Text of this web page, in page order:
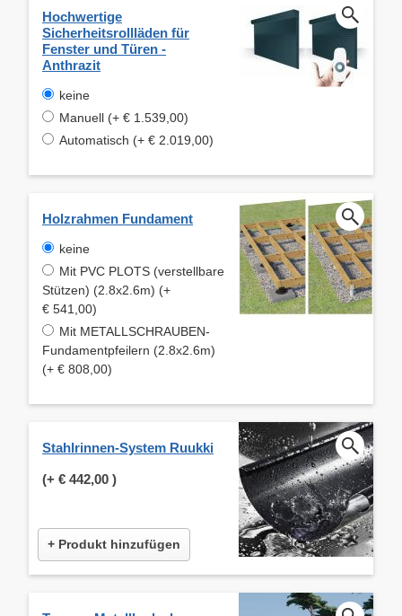
Hochwertige
Sicherheitsrollläden für
Fenster und Türen -
Anthrazit
keine
Manuell (+ € 1.539,00)
Automatisch (+ € 2.019,00)
Holzrahmen Fundament
keine
Mit PVC PLOTS (verstellbare
Stützen) (2.8x2.6m) (+
€ 541,00)
Mit METALLSCHRAUBEN-
Fundamentpfeilern (2.8x2.6m)
(+ € 808,00)
Stahlrinnen-System Ruukki
(+ € 442,00 )
+ Produkt hinzufügen